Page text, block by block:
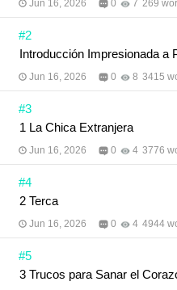
muestran distintas
evolucionan a
románticas; otras,
apasionadas. -La
principalmente en
personajes de
conozcan a N’ Lin
que su historia de
podrán dejar de
Jun 16, 2026 0 7 269
#2
Introducción
Jun 16, 2026 0 8 3415
#3
1 La Chica Extranjera
Jun 16, 2026 0 4 3776
#4
2 Terca
Jun 16, 2026 0 4 4944
#5
3 Trucos para Sanar el